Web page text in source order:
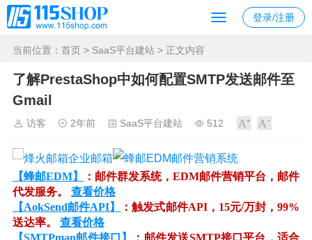
登录/注册
当前位置： 首页 > SaaS平台建站 > 正文内容
了解PrestaShop中如何配置SMTP发送邮件至
Gmail
访客 2年前 SaaS平台建站 512
【蜂邮EDM】
：邮件群发系统，EDM邮件营销平台，邮件
代发服务。 查看价格
【AokSend邮件API】
：触发式邮件API，15元/万封，99%
送达率。 查看价格
【SMTPman邮件接口】
：邮件发送SMTP接口平台，适合